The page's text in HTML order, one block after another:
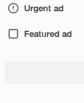
Urgent ad
Featured ad